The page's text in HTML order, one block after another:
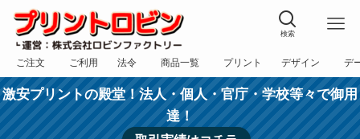
検索
ご注文
フォーム
ご利用
規約
法令
表記
商品一覧
カテゴリー
プリント
方法
デザイン
依頼
デ
入
激安プリントの殿堂！法人・個人・官庁・学校等々で御用
達！